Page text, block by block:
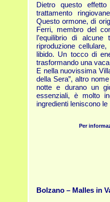
Dietro questo
trattamento
Questo ormone, di
Ferri, membro del
l’equilibrio di
riproduzione
libido. Un tocco di
trasformando una
E nella nuovissima
della Sera”, altro
notte e durano un
essenziali, è molto
ingredienti leniscono
Per
Bolzano – Malles in